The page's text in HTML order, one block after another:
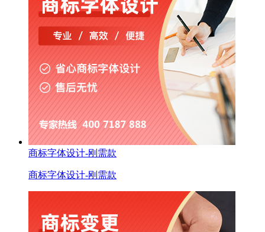
商标字体设计-刚需款
商标字体设计-刚需款